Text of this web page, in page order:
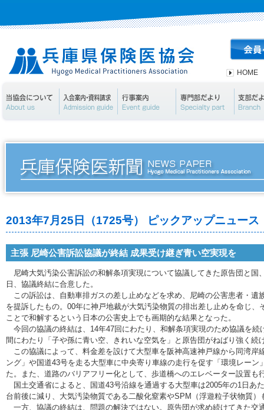
HOME
2013年7月25日（1725号） ピックアップニュース
主張 尼崎公害訴訟協議が終結 成果受け継ぎ青い空実現を
尼崎大気汚染公害訴訟の和解条項実現について協議してきた原告団と国
日、協議終結に合意した。
この訴訟は、自動車排ガスの差し止めなどを求め、尼崎の公害患者・遺
を提訴したもの。00年に神戸地裁が大気汚染物質の排出差し止めを命じ、
ことで和解するという日本の公害史上でも画期的な結果となった。
今回の協議の終結は、14年47回にわたり、和解条項実現のため協議を続
間にわたり「子や孫に青い空、きれいな空気を」と原告団がねばり強く続
この協議によって、料金差を設けて大型車を阪神高速神戸線から同湾岸
ング」や国道43号を走る大型車に中央寄り車線の走行を促す「環境レーン
た。また、道路のバリアフリー化として、歩道橋へのエレベーター設置も
国土交通省によると、国道43号沿線を通過する大型車は2005年の1日あ
台前後に減り、大気汚染物質である二酸化窒素やSPM（浮遊粒子状物質）
一方、協議の終結は、問題の解決ではない。原告団が求め続けてきた交